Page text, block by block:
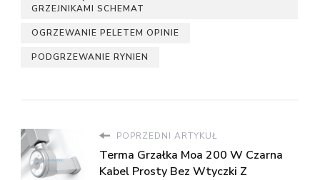
GRZEJNIKAMI SCHEMAT
OGRZEWANIE PELETEM OPINIE
PODGRZEWANIE RYNIEN
POPRZEDNI ARTYKUŁ
Terma Grzałka Moa 200 W Czarna
Kabel Prosty Bez Wtyczki Z